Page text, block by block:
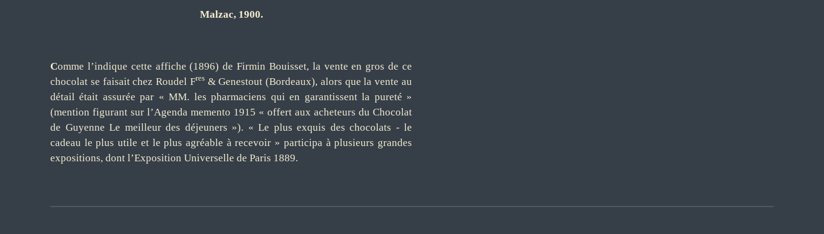
Malzac, 1900.
Comme l’indique cette affiche (1896) de Firmin Bouisset, la vente en gros de ce
chocolat se faisait chez Roudel Fres& Genestout (Bordeaux), alors que la vente au
détail était assurée par « MM. les pharmaciens qui en garantissent la pureté »
(mention figurant sur l’Agenda memento 1915 « offert aux acheteurs du Chocolat
de Guyenne Le meilleur des déjeuners »). « Le plus exquis des chocolats - le
cadeau le plus utile et le plus agréable à recevoir » participa à plusieurs grandes
expositions, dont l’Exposition Universelle de Paris 1889.